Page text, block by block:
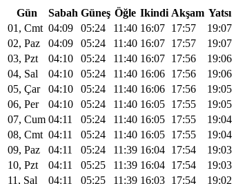
Gün Sabah Güneş Öğle Ikindi Akşam Yatsı
01, Cmt 04:09 05:24 11:40 16:07 17:57
19:07
02, Paz
04:09 05:24 11:40 16:07 17:57
19:07
03, Pzt
04:10 05:24 11:40 16:07 17:56
19:06
04, Sal
04:10 05:24 11:40 16:06 17:56
19:06
05, Çar
04:10 05:24 11:40 16:06 17:56
19:05
06, Per
04:10 05:24 11:40 16:05 17:55
19:05
07, Cum 04:11 05:24 11:40 16:05 17:55
19:04
08, Cmt 04:11 05:24 11:40 16:05 17:55
19:04
09, Paz
04:11 05:24 11:39 16:04 17:54
19:03
10, Pzt
04:11 05:25 11:39 16:04 17:54
19:03
11, Sal
04:11 05:25 11:39 16:03 17:54
19:02